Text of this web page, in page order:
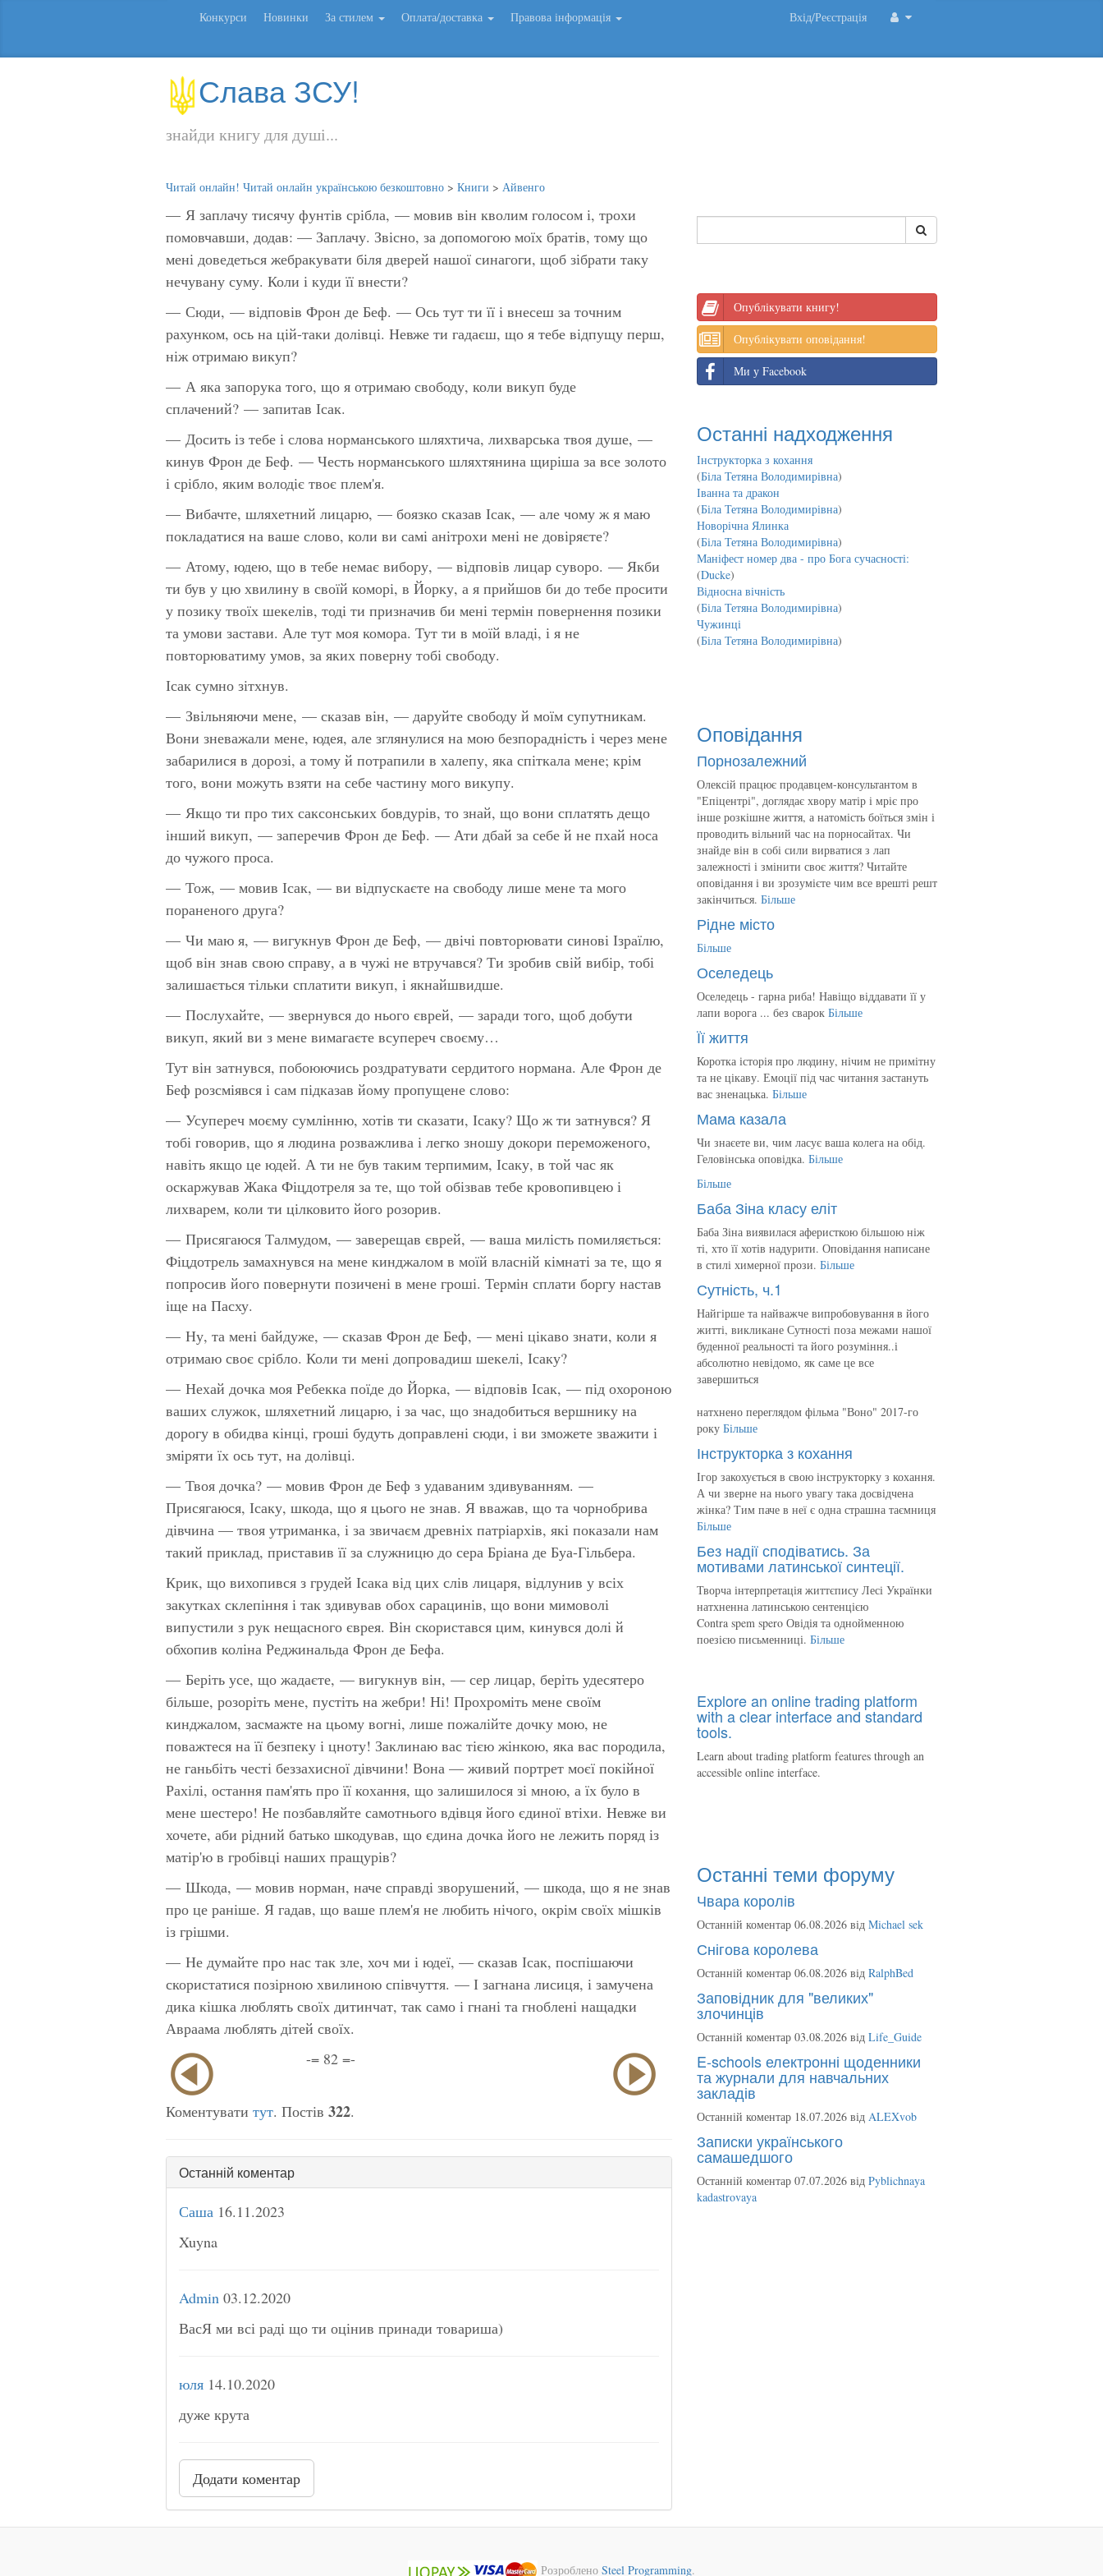
Конкурси Новинки За стилем Оплата/доставка Правова інформація Вхід/Реєстрація
Слава ЗСУ!
знайди книгу для душі...
Читай онлайн! Читай онлайн українською безкоштовно > Книги > Айвенго
— Я заплачу тисячу фунтів срібла, — мовив він кволим голосом і, трохи
помовчавши, додав: — Заплачу. Звісно, за допомогою моїх братів, тому що
мені доведеться жебракувати біля дверей нашої синагоги, щоб зібрати таку
нечувану суму. Коли і куди її внести?
— Сюди, — відповів Фрон де Беф. — Ось тут ти її і внесеш за точним
рахунком, ось на цій-таки долівці. Невже ти гадаєш, що я тебе відпущу перш,
ніж отримаю викуп?
— А яка запорука того, що я отримаю свободу, коли викуп буде
сплачений? — запитав Ісак.
— Досить із тебе і слова норманського шляхтича, лихварська твоя душе, —
кинув Фрон де Беф. — Честь норманського шляхтянина щиріша за все золото
і срібло, яким володіє твоє плем'я.
— Вибачте, шляхетний лицарю, — боязко сказав Ісак, — але чому ж я маю
покладатися на ваше слово, коли ви самі анітрохи мені не довіряєте?
— Атому, юдею, що в тебе немає вибору, — відповів лицар суворо. — Якби
ти був у цю хвилину в своїй коморі, в Йорку, а я прийшов би до тебе просити
у позику твоїх шекелів, тоді ти призначив би мені термін повернення позики
та умови застави. Але тут моя комора. Тут ти в моїй владі, і я не
повторюватиму умов, за яких поверну тобі свободу.
Ісак сумно зітхнув.
— Звільняючи мене, — сказав він, — даруйте свободу й моїм супутникам.
Вони зневажали мене, юдея, але зглянулися на мою безпорадність і через мене
забарилися в дорозі, а тому й потрапили в халепу, яка спіткала мене; крім
того, вони можуть взяти на себе частину мого викупу.
— Якщо ти про тих саксонських бовдурів, то знай, що вони сплатять дещо
інший викуп, — заперечив Фрон де Беф. — Ати дбай за себе й не пхай носа
до чужого проса.
— Тож, — мовив Ісак, — ви відпускаєте на свободу лише мене та мого
пораненого друга?
— Чи маю я, — вигукнув Фрон де Беф, — двічі повторювати синові Ізраїлю,
щоб він знав свою справу, а в чужі не втручався? Ти зробив свій вибір, тобі
залишається тільки сплатити викуп, і якнайшвидше.
— Послухайте, — звернувся до нього єврей, — заради того, щоб добути
викуп, який ви з мене вимагаєте всупереч своєму…
Тут він затнувся, побоюючись роздратувати сердитого нормана. Але Фрон де
Беф розсміявся і сам підказав йому пропущене слово:
— Усупереч моєму сумлінню, хотів ти сказати, Ісаку? Що ж ти затнувся? Я
тобі говорив, що я людина розважлива і легко зношу докори переможеного,
навіть якщо це юдей. А ти не був таким терпимим, Ісаку, в той час як
оскаржував Жака Фіцдотреля за те, що той обізвав тебе кровопивцею і
лихварем, коли ти цілковито його розорив.
— Присягаюся Талмудом, — заверещав єврей, — ваша милість помиляється:
Фіцдотрель замахнувся на мене кинджалом в моїй власній кімнаті за те, що я
попросив його повернути позичені в мене гроші. Термін сплати боргу настав
іще на Пасху.
— Ну, та мені байдуже, — сказав Фрон де Беф, — мені цікаво знати, коли я
отримаю своє срібло. Коли ти мені допровадиш шекелі, Ісаку?
— Нехай дочка моя Ребекка поїде до Йорка, — відповів Ісак, — під охороною
ваших служок, шляхетний лицарю, і за час, що знадобиться вершнику на
дорогу в обидва кінці, гроші будуть доправлені сюди, і ви зможете зважити і
зміряти їх ось тут, на долівці.
— Твоя дочка? — мовив Фрон де Беф з удаваним здивуванням. —
Присягаюся, Ісаку, шкода, що я цього не знав. Я вважав, що та чорнобрива
дівчина — твоя утриманка, і за звичаєм древніх патріархів, які показали нам
такий приклад, приставив її за служницю до сера Бріана де Буа-Гільбера.
Крик, що вихопився з грудей Ісака від цих слів лицаря, відлунив у всіх
закутках склепіння і так здивував обох сарацинів, що вони мимоволі
випустили з рук нещасного єврея. Він скористався цим, кинувся долі й
обхопив коліна Реджинальда Фрон де Бефа.
— Беріть усе, що жадаєте, — вигукнув він, — сер лицар, беріть удесятеро
більше, розоріть мене, пустіть на жебри! Ні! Прохроміть мене своїм
кинджалом, засмажте на цьому вогні, лише пожалійте дочку мою, не
поважтеся на її безпеку і цноту! Заклинаю вас тією жінкою, яка вас породила,
не ганьбіть честі беззахисної дівчини! Вона — живий портрет моєї покійної
Рахілі, остання пам'ять про її кохання, що залишилося зі мною, а їх було в
мене шестеро! Не позбавляйте самотнього вдівця його єдиної втіхи. Невже ви
хочете, аби рідний батько шкодував, що єдина дочка його не лежить поряд із
матір'ю в гробівці наших пращурів?
— Шкода, — мовив норман, наче справді зворушений, — шкода, що я не знав
про це раніше. Я гадав, що ваше плем'я не любить нічого, окрім своїх мішків
із грішми.
— Не думайте про нас так зле, хоч ми і юдеї, — сказав Ісак, поспішаючи
скористатися позірною хвилиною співчуття. — І загнана лисиця, і замучена
дика кішка люблять своїх дитинчат, так само і гнані та гноблені нащадки
Авраама люблять дітей своїх.
-= 82 =-
Коментувати тут. Постів 322.
Останній коментар
Саша 16.11.2023
Xuyna
Admin 03.12.2020
ВасЯ ми всі раді що ти оцінив принади товариша)
юля 14.10.2020
дуже крута
Додати коментар
Опублікувати книгу!
Опублікувати оповідання!
Ми у Facebook
Останні надходження
Інструкторка з кохання
(Біла Тетяна Володимирівна)
Іванна та дракон
(Біла Тетяна Володимирівна)
Новорічна Ялинка
(Біла Тетяна Володимирівна)
Маніфест номер два - про Бога сучасності:
(Ducke)
Відносна вічність
(Біла Тетяна Володимирівна)
Чужинці
(Біла Тетяна Володимирівна)
Оповідання
Порнозалежний
Олексій працює продавцем-консультантом в
"Епіцентрі", доглядає хвору матір і мріє про
інше розкішне життя, а натомість боїться змін і
проводить вільний час на порносайтах. Чи
знайде він в собі сили вирватися з лап
залежності і змінити своє життя? Читайте
оповідання і ви зрозумієте чим все врешті решт
закінчиться. Більше
Рідне місто
Більше
Оселедець
Оселедець - гарна риба! Навіщо віддавати її у
лапи ворога ... без сварок Більше
Її життя
Коротка історія про людину, нічим не примітну
та не цікаву. Емоції під час читання застануть
вас зненацька. Більше
Мама казала
Чи знаєете ви, чим ласує ваша колега на обід.
Геловінська оповідка. Більше
Більше
Баба Зіна класу еліт
Баба Зіна виявилася аферисткою більшою ніж
ті, хто її хотів надурити. Оповідання написане
в стилі химерної прози. Більше
Сутність, ч.1
Найгірше та найважче випробовування в його
житті, викликане Сутності поза межами нашої
буденної реальності та його розуміння..і
абсолютно невідомо, як саме це все
завершиться
натхнено переглядом фільма "Воно" 2017-го
року Більше
Інструкторка з кохання
Ігор закохується в свою інструкторку з кохання.
А чи зверне на нього увагу така досвідчена
жінка? Тим паче в неї є одна страшна таємниця
Більше
Без надії сподіватись. За
мотивами латинської синтеції.
Творча інтерпретація життєпису Лесі Українки
натхненна латинською сентенцією
Contra spem spero Овідія та однойменною
поезією письменниці. Більше
Explore an online trading platform
with a clear interface and standard
tools.
Learn about trading platform features through an
accessible online interface.
Останні теми форуму
Чвара королів
Останній коментар 06.08.2026 від Michael sek
Снігова королева
Останній коментар 06.08.2026 від RalphBed
Заповідник для "великих"
злочинців
Останній коментар 03.08.2026 від Life_Guide
E-schools електронні щоденники
та журнали для навчальних
закладів
Останній коментар 18.07.2026 від ALEXvob
Записки українського
самашедшого
Останній коментар 07.07.2026 від Pyblichnaya
kadastrovaya
Розроблено Steel Programming.